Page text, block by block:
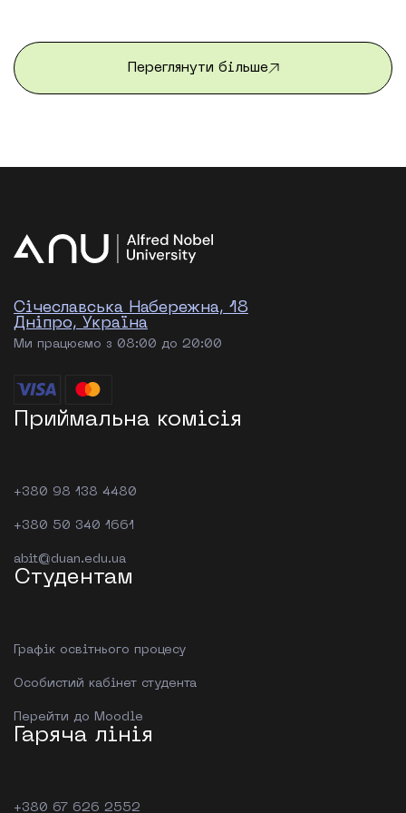
трьох насичених тижнів студенти повернулися
додому з новими […]Переглянути більше
Січеславська Набережна, 18
Дніпро, Україна
Ми працюємо з 08:00 до 20:00
Приймальна комісія
+380 98 138 4480
+380 50 340 1661
abit@duan.edu.ua
Студентам
Графік освітнього процесу
Особистий кабінет студента
Перейти до Moodle
Гаряча лінія
+380 67 626 2552